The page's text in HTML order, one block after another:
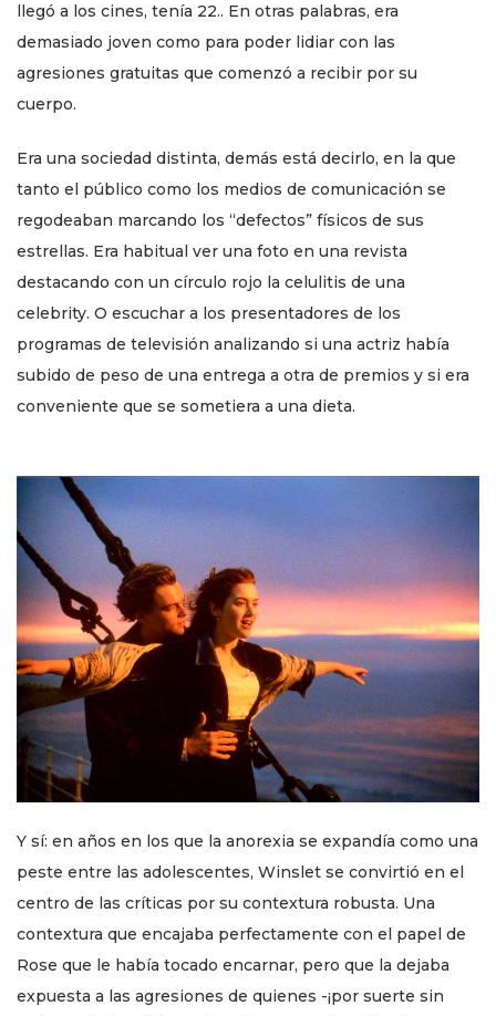
llegó a los cines, tenía 22.. En otras palabras, era
demasiado joven como para poder lidiar con las
agresiones gratuitas que comenzó a recibir por su
cuerpo.
Era una sociedad distinta, demás está decirlo, en la que
tanto el público como los medios de comunicación se
regodeaban marcando los “defectos” físicos de sus
estrellas. Era habitual ver una foto en una revista
destacando con un círculo rojo la celulitis de una
celebrity. O escuchar a los presentadores de los
programas de televisión analizando si una actriz había
subido de peso de una entrega a otra de premios y si era
conveniente que se sometiera a una dieta.
Y sí: en años en los que la anorexia se expandía como una
peste entre las adolescentes, Winslet se convirtió en el
centro de las críticas por su contextura robusta. Una
contextura que encajaba perfectamente con el papel de
Rose que le había tocado encarnar, pero que la dejaba
expuesta a las agresiones de quienes -¡por suerte sin